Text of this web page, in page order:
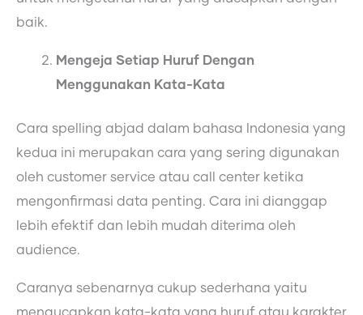
baik.
Mengeja Setiap Huruf Dengan
Menggunakan Kata-Kata
Cara spelling abjad dalam bahasa Indonesia yang
kedua ini merupakan cara yang sering digunakan
oleh customer service atau call center ketika
mengonfirmasi data penting. Cara ini dianggap
lebih efektif dan lebih mudah diterima oleh
audience.
Caranya sebenarnya cukup sederhana yaitu
mengucapkan kata-kata yang huruf atau karakter